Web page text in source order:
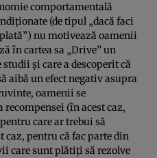
comportamentală
(de tipul „dacă faci
nu motivează oamenii
în cartea sa „Drive” un
şi care a descoperit că
aibă un efect negativ asupra
oamenii se
(în acest caz,
care ar trebui să
caz, pentru că fac parte din
care sunt plătiţi să rezolve